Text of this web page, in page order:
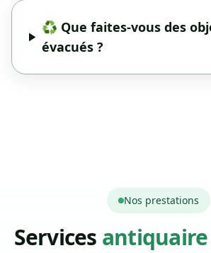
♻️ Que faites-vous des
évacués ?
Nos prestations
Services antiquaire